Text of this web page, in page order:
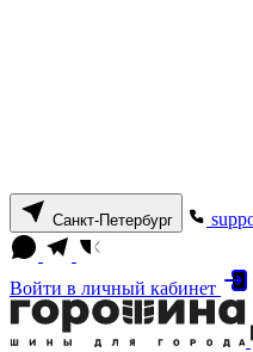
Санкт-Петербург
Войти в личный кабинет